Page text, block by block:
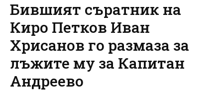
Бившият съратник на
Киро Петков Иван
Хрисанов го размаза за
лъжите му за Капитан
Андреево